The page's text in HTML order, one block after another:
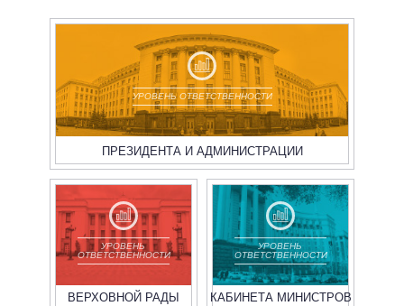
УРОВЕНЬ ОТВЕТСТВЕННОСТИ
ПРЕЗИДЕНТА И АДМИНИСТРАЦИИ
УРОВЕНЬ
ОТВЕТСТВЕННОСТИ
ВЕРХОВНОЙ РАДЫ
УРОВЕНЬ
ОТВЕТСТВЕННОСТИ
КАБИНЕТА МИНИСТРОВ